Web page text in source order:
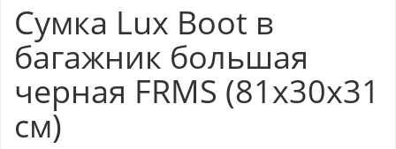
Сумка Lux Boot в
багажник большая
черная FRMS (81х30х31
см)